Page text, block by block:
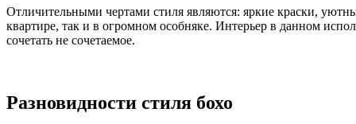
Отличительными чертами стиля являются: яркие краски,
квартире, так и в огромном особняке. Интерьер в данном
сочетать не сочетаемое.
Разновидности стиля бохо